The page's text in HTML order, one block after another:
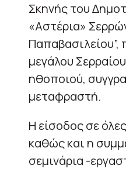
Σκηνής του
«Αστέρια»
Παπαβασιλείου”,
μεγάλου
ηθοποιού,
μεταφραστή.
Η είσοδος σε
καθώς και η
σεμινάρια -